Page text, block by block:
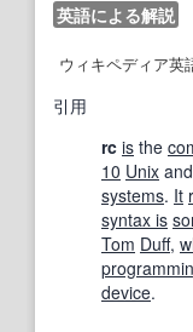
英語による解説
ウィキペディア英
引用
rc is the
10 Unix and
systems. It
syntax is
Tom Duff,
device.